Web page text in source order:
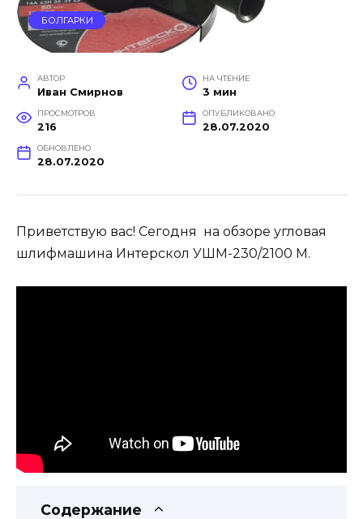
БОЛГАРКИ
АВТОР
Иван Смирнов
НА ЧТЕНИЕ
3 мин
ПРОСМОТРОВ
216
ОПУБЛИКОВАНО
28.07.2020
ОБНОВЛЕНО
28.07.2020
Приветствую вас! Сегодня на обзоре угловая
шлифмашина Интерскол УШМ-230/2100 М.
Содержание